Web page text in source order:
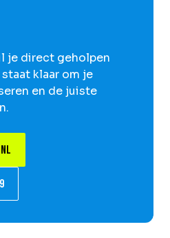
je direct geholpen
klaar om je
en de juiste